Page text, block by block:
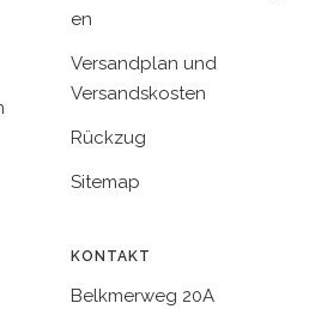
en
Versandplan und
Versandskosten
Rückzug
Sitemap
KONTAKT
Belkmerweg 20A